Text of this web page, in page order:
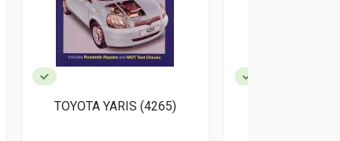
TOYOTA YARIS (4265)